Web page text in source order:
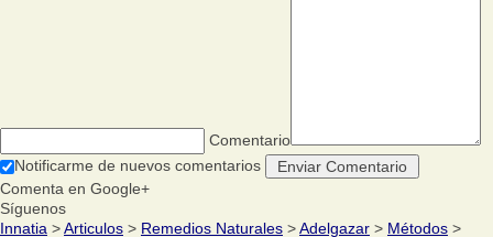
Comentario
Notificarme de nuevos comentarios
Comenta en Google+
Síguenos
Innatia >Articulos > Remedios Naturales >Adelgazar > Métodos >